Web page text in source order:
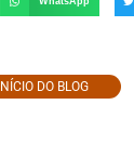
DO BLOG